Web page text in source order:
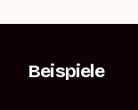
Beispiele